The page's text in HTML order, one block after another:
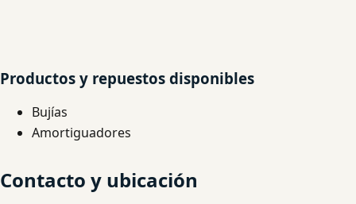
Productos y repuestos disponibles
Bujías
Amortiguadores
Contacto y ubicación